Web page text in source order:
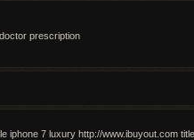
prescription
iphone 7 luxury http://www.ibuyout.com